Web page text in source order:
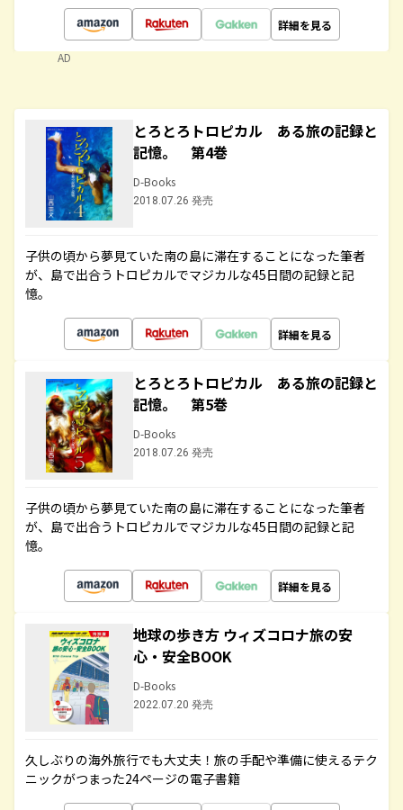
詳細を見る
AD
とろとろトロピカル ある旅の記録と
記憶。 第4巻
D-Books
2018.07.26 発売
子供の頃から夢見ていた南の島に滞在することになった筆者
が、島で出合うトロピカルでマジカルな45日間の記録と記
憶。
詳細を見る
とろとろトロピカル ある旅の記録と
記憶。 第5巻
D-Books
2018.07.26 発売
子供の頃から夢見ていた南の島に滞在することになった筆者
が、島で出合うトロピカルでマジカルな45日間の記録と記
憶。
詳細を見る
地球の歩き方 ウィズコロナ旅の安
心・安全BOOK
D-Books
2022.07.20 発売
久しぶりの海外旅行でも大丈夫！旅の手配や準備に使えるテク
ニックがつまった24ページの電子書籍